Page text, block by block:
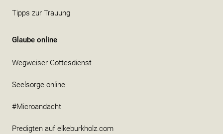
Tipps zur Trauung
Glaube online
Wegweiser Gottesdienst
Seelsorge online
#Microandacht
Predigten auf elkeburkholz.com